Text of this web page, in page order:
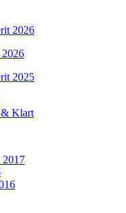
2026
2025
& Klart
2017